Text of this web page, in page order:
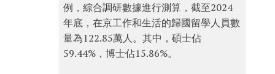
例，綜合調研數據進行測算，截至2024
年底，在京工作和生活的歸國留學人員數
量為122.85萬人。其中，碩士佔
59.44%，博士佔15.86%。